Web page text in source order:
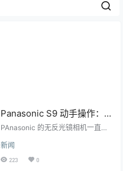
Panasonic S9 动手操作：功
能强大的创作者相机，带有
PAnasonic 的无反光镜相机一直受
为止，该公司尚未直接解决一个关
键细分市场：影响者。今天，它终
新闻
223 0